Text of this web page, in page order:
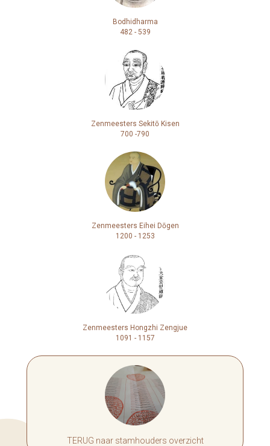
Bodhidharma
482 - 539
Zenmeesters Sekitō Kisen
700 -790
Zenmeesters Eihei Dōgen
1200 - 1253
Zenmeesters Hongzhi Zengjue
1091 - 1157
TERUG naar stamhouders overzicht